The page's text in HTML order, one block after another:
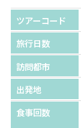
ツアーコード
旅行日数
訪問都市
出発地
食事回数